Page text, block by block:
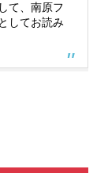
て、南原フ
してお読み